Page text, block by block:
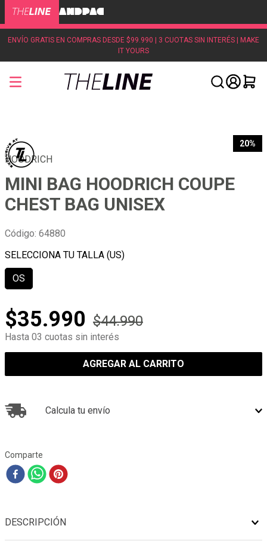
ENVÍO GRATIS EN COMPRAS DESDE $99.990 | 3 CUOTAS SIN INTERÉS | MAKE
IT YOURS
20%
HOODRICH
MINI BAG HOODRICH COUPE
CHEST BAG UNISEX
Código: 64880
OS
$35.990 $44.990
Hasta 03 cuotas sin interés
AGREGAR AL CARRITO
Calcula tu envío
Comparte
DESCRIPCIÓN